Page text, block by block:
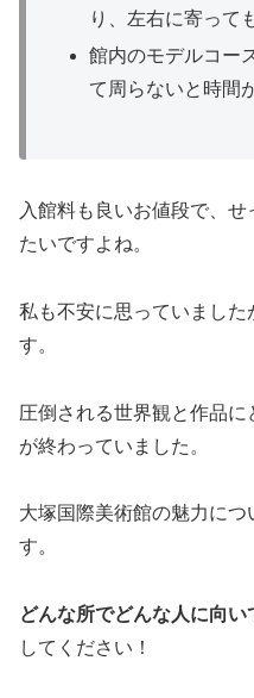
り、左右に寄って
館内のモデルコー
て周らないと時間
入館料も良いお値段で、
たいですよね。
私も不安に思っていまし
す。
圧倒される世界観と作品に
が終わっていました。
大塚国際美術館の魅力につ
す。
どんな所でどんな人に向
してください！